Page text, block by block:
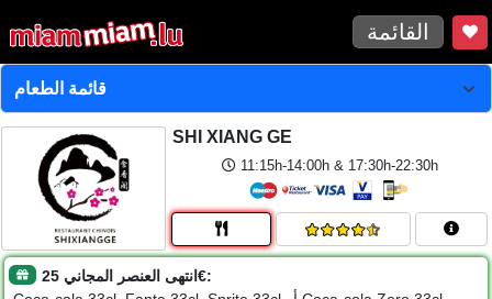
القائمة
SHI XIANG GE
11:15h-14:00h & 17:30h-22:30h
انتهى العنصر المجاني 25€: